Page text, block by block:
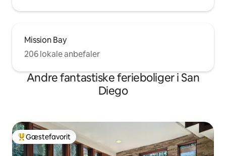
Mission Bay
206 lokale anbefaler
Andre fantastiske ferieboliger i San
Diego
Bedste gæstefavorit
Gæstefavorit